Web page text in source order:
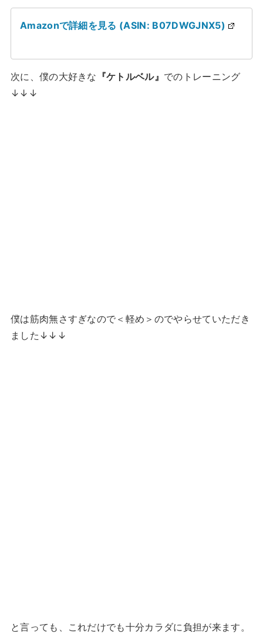
Amazonで詳細を見る (ASIN: B07DWGJNX5)
次に、僕の大好きな 『ケトルベル』 でのトレーニング
↓↓↓
僕は筋肉無さすぎなので＜軽め＞のでやらせていただき
ました↓↓↓
と言っても、これだけでも十分カラダに負担が来ます。